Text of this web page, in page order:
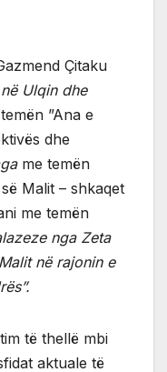
Çitaku
Ulqin dhe
”Ana e
dhe
me temën
Malit – shkaqet
me temën
nga Zeta
në rajonin e
të thellë mbi
aktuale të